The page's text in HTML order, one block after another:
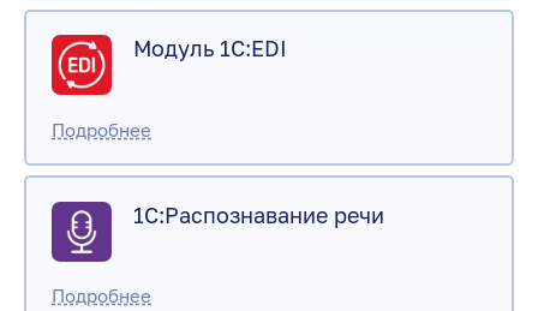
Модуль 1С:EDI
1С:Распознавание речи